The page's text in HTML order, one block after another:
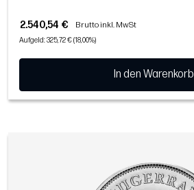
2.540,54 € Brutto inkl. MwSt
Aufgeld: 325,72 € (18,00%)
In den Warenkorb